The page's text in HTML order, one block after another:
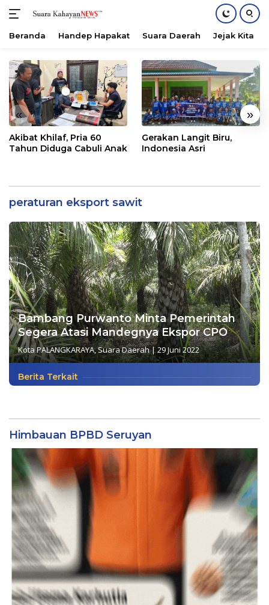
konten
Beranda Handep Hapakat Suara Daerah Jejak Kita
« »
Akibat Khilaf, Pria 60
Tahun Diduga Cabuli Anak
Gerakan Langit Biru,
Indonesia Asri
peraturan eksport sawit
Bambang Purwanto Minta Pemerintah
Segera Atasi Mandegnya Ekspor CPO
Kota PALANGKARAYA,Suara Daerah|29 Juni 2022
Berita Terkait
Himbauan BPBD Seruyan